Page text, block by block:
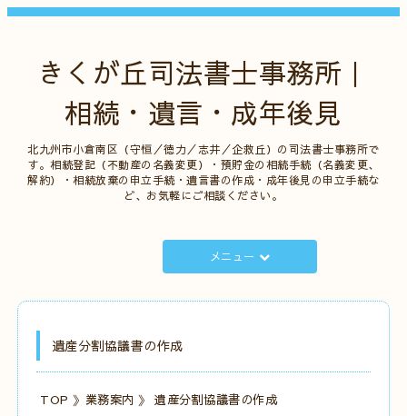
きくが丘司法書士事務所｜
相続・遺言・成年後見
北九州市小倉南区（守恒／徳力／志井／企救丘）の司法書士事務所で
す。相続登記（不動産の名義変更）・預貯金の相続手続（名義変更、
解約）・相続放棄の申立手続・遺言書の作成・成年後見の申立手続な
ど、お気軽にご相談ください。
メニュー
遺産分割協議書の作成
TOP 》 業務案内 》 遺産分割協議書の作成